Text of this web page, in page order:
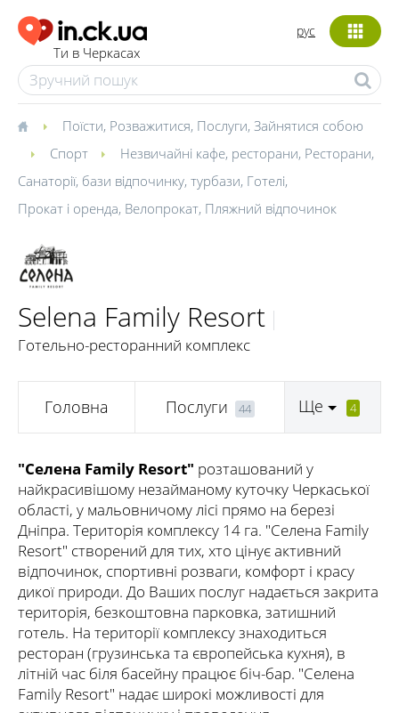
Ти в Черкасах
рус
Поїсти, Розважитися, Послуги, Зайнятися собою
Спорт
Незвичайні кафе, ресторани, Ресторани,
Санаторії, бази відпочинку, турбази, Готелі,
Прокат і оренда, Велопрокат, Пляжний відпочинок
Selena Family Resort
Готельно-ресторанний комплекс
Головна Послуги 44 Ще 4
"Селена Family Resort" розташований у
найкрасивішому незайманому куточку Черкаської
області, у мальовничому лісі прямо на березі
Дніпра. Територія комплексу 14 га. "Селена Family
Resort" створений для тих, хто цінує активний
відпочинок, спортивні розваги, комфорт і красу
дикої природи. До Ваших послуг надається закрита
територія, безкоштовна парковка, затишний
готель. На території комплексу знаходиться
ресторан (грузинська та європейська кухня), в
літній час біля басейну працює біч-бар. "Селена
Family Resort" надає широкі можливості для